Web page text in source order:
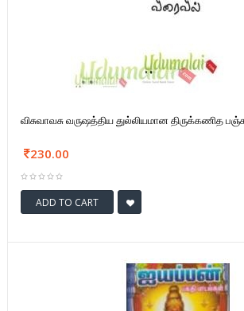
விசுவாவசு வருஷத்திய துல்லியமான திருக்கணித
230.00
ADD TO CART